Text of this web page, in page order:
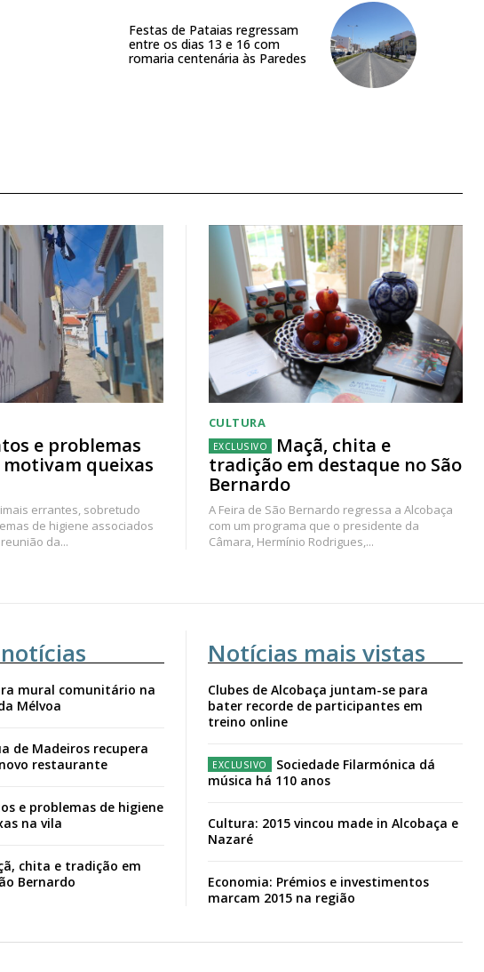
Festas de Pataias regressam
entre os dias 13 e 16 com
romaria centenária às Paredes
e problemas
queixas
errantes, sobretudo
de higiene associados
da...
CULTURA
Maçã, chita e
tradição em destaque no São
Bernardo
A Feira de São Bernardo regressa a Alcobaça
com um programa que o presidente da
Câmara, Hermínio Rodrigues,...
mural comunitário na
Mélvoa
de Madeiros recupera
restaurante
e problemas de higiene
na vila
chita e tradição em
Bernardo
Notícias mais vistas
Clubes de Alcobaça juntam-se para
bater recorde de participantes em
treino online
Sociedade Filarmónica dá
música há 110 anos
Cultura: 2015 vincou made in Alcobaça e
Nazaré
Economia: Prémios e investimentos
marcam 2015 na região